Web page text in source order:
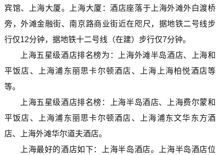
宾馆、上海大厦。上海大厦：酒店座落于上海外滩外白渡桥
旁，外滩金融街、南京路商业街近在咫尺，据地铁二号线步
行仅12分钟，据地铁十二号线（在建）步行仅7分钟。
上海五星级酒店排名榜为：上海外滩半岛酒店、上海和
平饭店、上海浦东丽思卡尔顿酒店、上海上海柏悦酒店等
等。
上海五星级酒店排名榜：上海半岛酒店、上海费尔蒙和
平饭店、上海浦东丽思卡尔顿酒店、上海浦东文华东方酒
店、上海外滩华尔道夫酒店。
上海最好的酒店如下：上海半岛酒店。上海半岛酒店位